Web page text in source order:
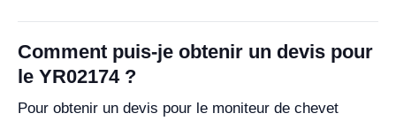
Comment puis-je obtenir un devis pour
le YR02174 ?
Pour obtenir un devis pour le moniteur de chevet